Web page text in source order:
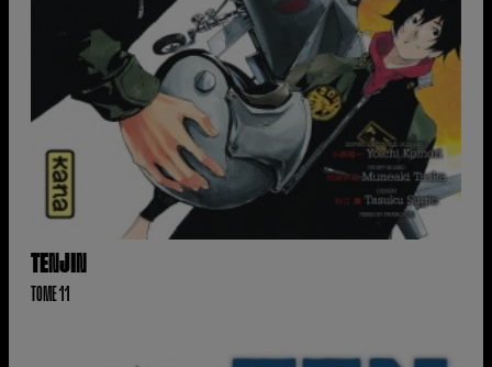
TENJIN
TOME 11